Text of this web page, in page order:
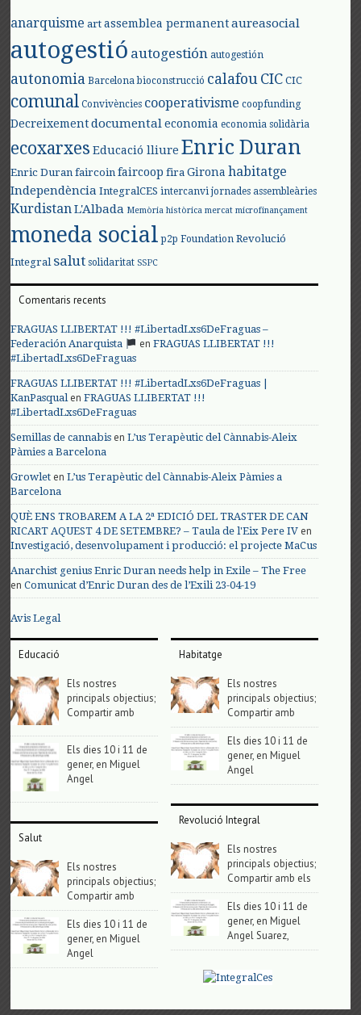
anarquisme art assemblea permanent aureasocial
autogestió autogestión autogestión
autonomia Barcelona bioconstrucció calafouCIC CIC
comunal Convivències cooperativisme coopfunding
Decreixement documental economia economia solidària
ecoxarxes Educació lliure Enric Duran
Enric Duran faircoin faircoop fira Girona habitatge
Independència IntegralCES intercanvi jornades assembleàries
KurdistanL'Albada Memòria històrica mercat microfinançament
moneda social p2p Foundation Revolució
Integral salut solidaritat SSPC
Comentaris recents
FRAGUAS LLIBERTAT !!! #LibertadLxs6DeFraguas –
Federación Anarquista
enFRAGUAS LLIBERTAT !!!
#LibertadLxs6DeFraguas
FRAGUAS LLIBERTAT !!! #LibertadLxs6DeFraguas |
KanPasqualenFRAGUAS LLIBERTAT !!!
#LibertadLxs6DeFraguas
Semillas de cannabis enL’us Terapèutic del Cànnabis-Aleix
Pàmies a Barcelona
Growlet enL’us Terapèutic del Cànnabis-Aleix Pàmies a
Barcelona
QUÈ ENS TROBAREM A LA 2ª EDICIÓ DEL TRASTER DE CAN
RICART AQUEST 4 DE SETEMBRE? – Taula de l'Eix Pere IV en
Investigació, desenvolupament i producció: el projecte MaCus
Anarchist genius Enric Duran needs help in Exile – The Free
enComunicat d’Enric Duran des de l’Exili 23-04-19
Avis Legal
Educació
Els nostres
principals objectius;
Compartir amb
Els dies 10 i 11 de
gener, en Miguel
Angel
Salut
Els nostres
principals objectius;
Compartir amb
Els dies 10 i 11 de
gener, en Miguel
Angel
Habitatge
Els nostres
principals objectius;
Compartir amb
Els dies 10 i 11 de
gener, en Miguel
Angel
Revolució Integral
Els nostres
principals objectius;
Compartir amb els
Els dies 10 i 11 de
gener, en Miguel
Angel Suarez,